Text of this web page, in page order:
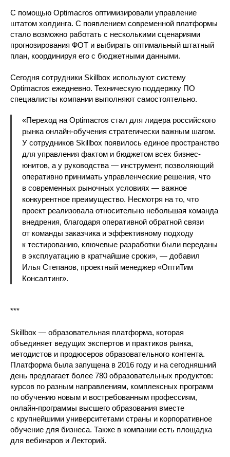
С помощью Optimacros оптимизировали управление
штатом холдинга. С появлением современной платформы
стало возможно работать с несколькими сценариями
прогнозирования ФОТ и выбирать оптимальный штатный
план, координируя его с бюджетными данными.
Сегодня сотрудники Skillbox используют систему
Optimacros ежедневно. Техническую поддержку ПО
специалисты компании выполняют самостоятельно.
«Переход на Optimacros стал для лидера российского
рынка онлайн-обучения стратегически важным шагом.
У сотрудников Skillbox появилось единое пространство
для управления фактом и бюджетом всех бизнес-
юнитов, а у руководства — инструмент, позволяющий
оперативно принимать управленческие решения, что
в современных рыночных условиях — важное
конкурентное преимущество. Несмотря на то, что
проект реализовала относительно небольшая команда
внедрения, благодаря оперативной обратной связи
от команды заказчика и эффективному подходу
к тестированию, ключевые разработки были переданы
в эксплуатацию в кратчайшие сроки», — добавил
Илья Степанов, проектный менеджер «ОптиТим
Консалтинг».
***
Skillbox — образовательная платформа, которая
объединяет ведущих экспертов и практиков рынка,
методистов и продюсеров образовательного контента.
Платформа была запущена в 2016 году и на сегодняшний
день предлагает более 780 образовательных продуктов:
курсов по разным направлениям, комплексных программ
по обучению новым и востребованным профессиям,
онлайн-программы высшего образования вместе
с крупнейшими университетами страны и корпоративное
обучение для бизнеса. Также в компании есть площадка
для вебинаров и Лекторий.